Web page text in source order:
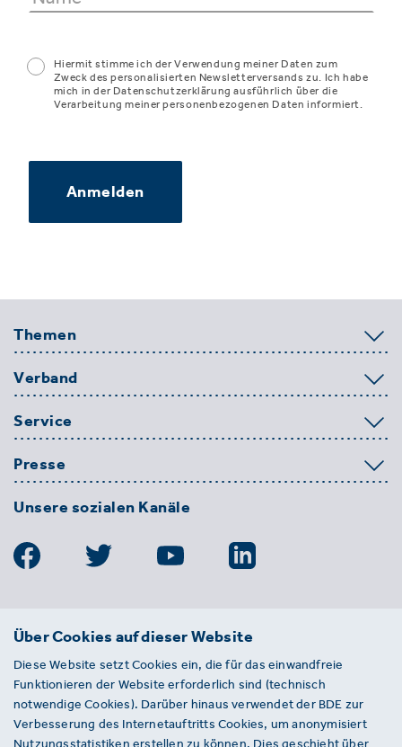
Hiermit stimme ich der Verwendung meiner Daten zum
Zweck des personalisierten Newsletterversands zu. Ich habe
mich in der Datenschutzerklärung ausführlich über die
Verarbeitung meiner personenbezogenen Daten informiert.
Anmelden
Themen
Verband
Service
Presse
Unsere sozialen Kanäle
BDE
Entsorgungs-, Wasser- und
Kreislaufwirtschaft e. V.
Von-der-Heydt-Straße 2
D 10785 Berlin
Über Cookies auf dieser Website
Diese Website setzt Cookies ein, die für das einwandfreie
Funktionieren der Website erforderlich sind (technisch
notwendige Cookies). Darüber hinaus verwendet der BDE zur
Verbesserung des Internetauftritts Cookies, um anonymisiert
Nutzungsstatistiken erstellen zu können. Dies geschieht über